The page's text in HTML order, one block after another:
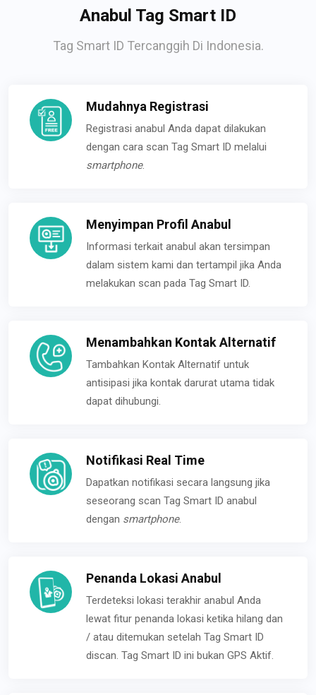
Anabul Tag Smart ID
Tag Smart ID Tercanggih Di Indonesia.
Mudahnya Registrasi
Registrasi anabul Anda dapat dilakukan
dengan cara scan Tag Smart ID melalui
smartphone.
Menyimpan Profil Anabul
Informasi terkait anabul akan tersimpan
dalam sistem kami dan tertampil jika Anda
melakukan scan pada Tag Smart ID.
Menambahkan Kontak Alternatif
Tambahkan Kontak Alternatif untuk
antisipasi jika kontak darurat utama tidak
dapat dihubungi.
Notifikasi Real Time
Dapatkan notifikasi secara langsung jika
seseorang scan Tag Smart ID anabul
dengan smartphone.
Penanda Lokasi Anabul
Terdeteksi lokasi terakhir anabul Anda
lewat fitur penanda lokasi ketika hilang dan
/ atau ditemukan setelah Tag Smart ID
discan. Tag Smart ID ini bukan GPS Aktif.